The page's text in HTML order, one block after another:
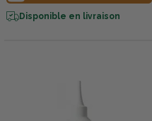
Disponible en livraison